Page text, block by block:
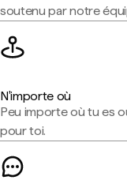
soutenu par notre
N'importe où
Peu importe où tu es
pour toi.